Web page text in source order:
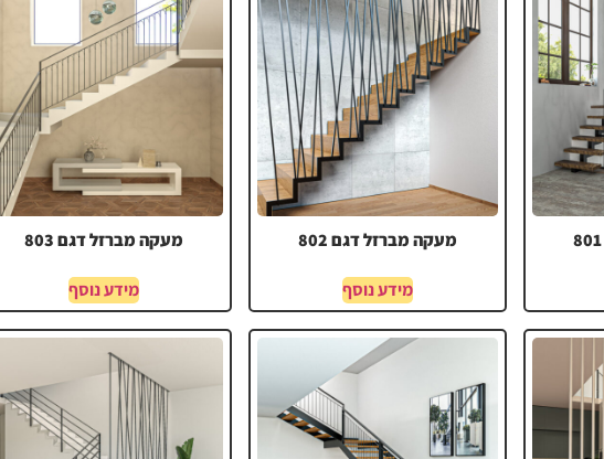
מעקה מברזל דגם 802
מידע נוסף
מעקה מברזל דגם 803
מידע נוסף